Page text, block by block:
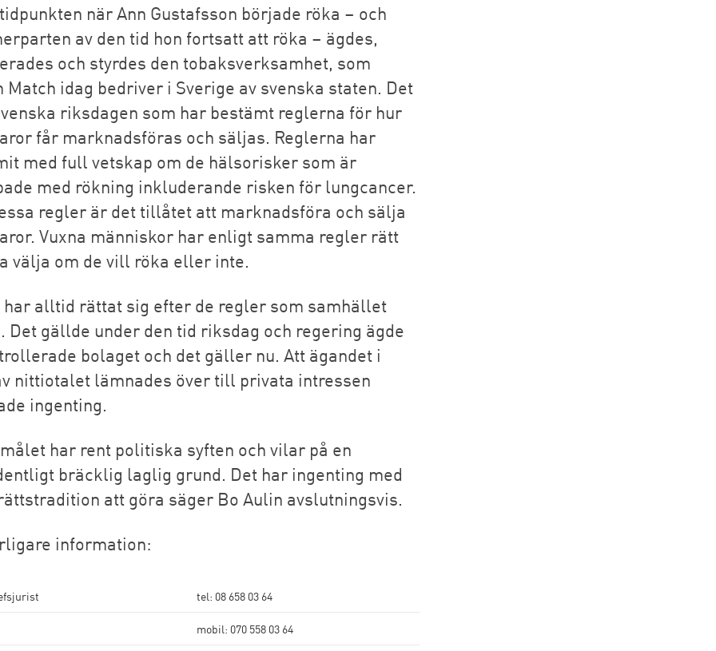
när Ann Gustafsson började röka – och
av den tid hon fortsatt att röka – ägdes,
och styrdes den tobaksverksamhet, som
Match idag bedriver i Sverige av svenska staten. Det
riksdagen som har bestämt reglerna för hur
får marknadsföras och säljas. Reglerna har
med full vetskap om de hälsorisker som är
med rökning inkluderande risken för lungcancer.
regler är det tillåtet att marknadsföra och sälja
Vuxna människor har enligt samma regler rätt
välja om de vill röka eller inte.
har alltid rättat sig efter de regler som samhället
Det gällde under den tid riksdag och regering ägde
bolaget och det gäller nu. Att ägandet i
nittiotalet lämnades över till privata intressen
ingenting.
har rent politiska syften och vilar på en
bräcklig laglig grund. Det har ingenting med
att göra säger Bo Aulin avslutningsvis.
information:
tel: 08 658 03 64
mobil: 070 558 03 64